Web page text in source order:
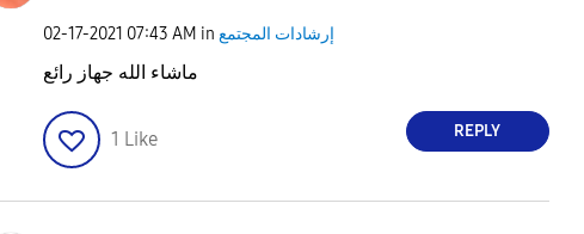
‎02-17-2021 07:43 AM in إرشادات المجتمع
ماشاء الله جهاز رائع
1 Like REPLY